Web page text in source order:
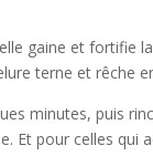
gaine et fortifie
terne et rêche
minutes, puis
Et pour celles qui